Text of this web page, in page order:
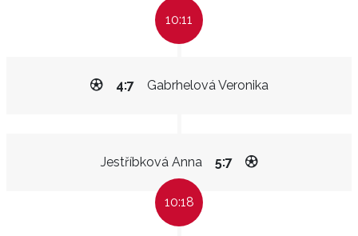
10:11
Gabrhelová Veronika
4:7
Jestříbková Anna 5:7
10:18